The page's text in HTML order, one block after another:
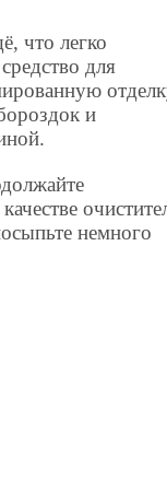
что легко
для
и
немного